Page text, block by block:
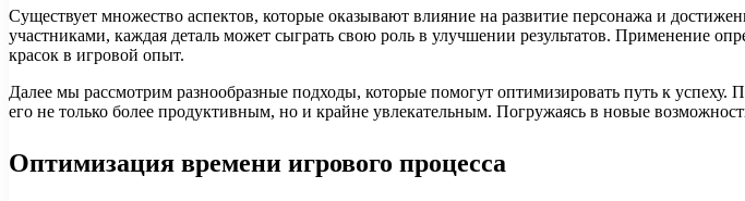
Существует множество аспектов, которые оказывают влияние на развитие персонажа и
участниками, каждая деталь может сыграть свою роль в улучшении результатов. Применение
красок в игровой опыт.
Далее мы рассмотрим разнообразные подходы, которые помогут оптимизировать путь к
его не только более продуктивным, но и крайне увлекательным. Погружаясь в новые
Оптимизация времени игрового процесса